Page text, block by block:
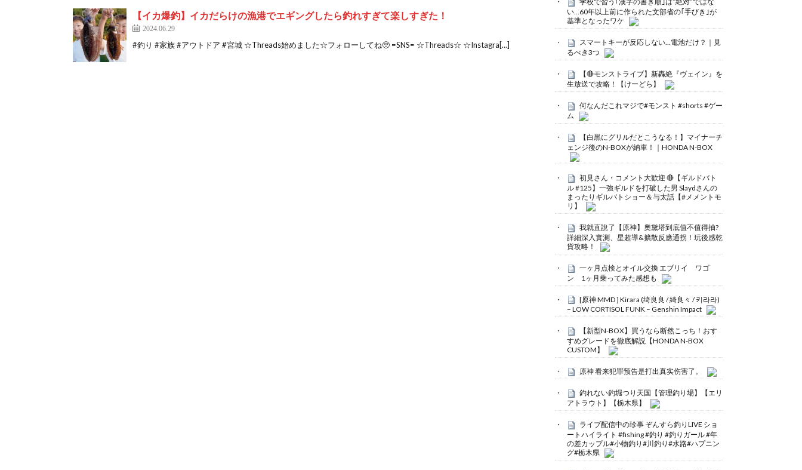
【イカ爆釣】イカだらけの漁港でエギングしたら釣れすぎて楽しすぎた！
2024.06.29
#釣り #家族 #アウトドア #宮城 ☆Threads始めました☆フォローしてね🥺 =SNS= ☆Threads☆ ☆Instagra[…]
い…60年以上前に作られた文部省の｢手びき｣が
基準となったワケ
スマートキーが反応しない…電池だけ？｜見
るべき3つ
【🔴モンストライブ】新轟絶『ヴェイン』を
生放送で攻略！【けーどら】
何なんだこれマジで#モンスト #shorts #ゲー
ム
【白黒にグリルだとこうなる！】マイナーチ
ェンジ後のN-BOXが納車！｜HONDA N-BOX
初見さん・コメント大歓迎 🔴【ギルドバト
ル #125】一強ギルドを打破した男 Slaydさんの
まったりギルバトショー＆与太話【#メメントモ
リ】
我就直說了【原神】奧黛塔到底值不值得抽?
詳細深入實測、星超導&擴散反應通拐！玩後感乾
貨攻略！
一ヶ月点検とオイル交換 エブリイ ワゴ
ン 1ヶ月乗ってみた感想も
[原神 MMD ] Kirara (绮良良 / 綺良々 / 키라라)
– LOW CORTISOL FUNK – Genshin Impact
【新型N-BOX】買うなら断然こっち！おす
すめグレードを徹底解説【HONDA N-BOX
CUSTOM】
原神 看来犯罪预告是打出真实伤害了。
釣れない釣堀つり天国【管理釣り場】【エリ
アトラウト】【栃木県】
ライブ配信中の珍事 ぞんすら釣りLIVE ショ
ートハイライト #fishing #釣り #釣りガール #年
の差カップル#小物釣り#川釣り#水路#ハプニン
グ#栃木県